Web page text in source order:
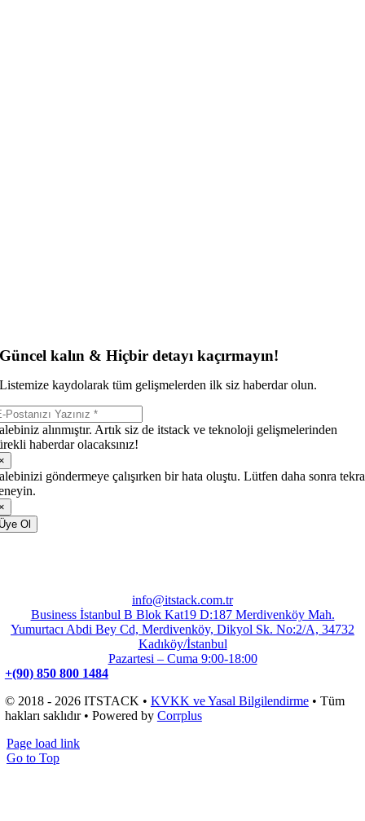
Güncel kalın & Hiçbir detayı kaçırmayın!
Listemize kaydolarak tüm gelişmelerden ilk siz haberdar olun.
alınmıştır. Artık siz de itstack ve teknoloji gelişmelerinden
haberdar olacaksınız!
göndermeye çalışırken bir hata oluştu. Lütfen daha sonra
Ol
info@itstack.com.tr
Business İstanbul B Blok Kat19 D:187 Merdivenköy Mah.
Yumurtacı Abdi Bey Cd, Merdivenköy, Dikyol Sk. No:2/A, 34732
Kadıköy/İstanbul
Pazartesi – Cuma 9:00-18:00
+(90) 850 800 1484
© 2018 - 2026 ITSTACK • KVKK ve Yasal Bilgilendirme• Tüm
hakları saklıdır • Powered by Corrplus
Page load link
Go to Top